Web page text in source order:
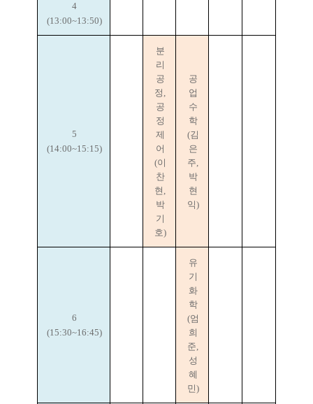
4
(13:00~13:50)
5
(14:00~15:15)
분
리
공
정,
공
정
제
어
(이
찬
현,
박
기
호)
공
업
수
학
(김
은
주,
박
현
익)
6
(15:30~16:45)
유
기
화
학
(엄
희
준,
성
혜
민)